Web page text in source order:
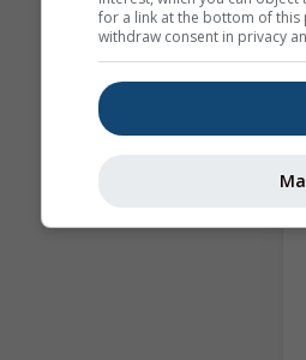
for a link at the bottom of this
withdraw consent in privacy